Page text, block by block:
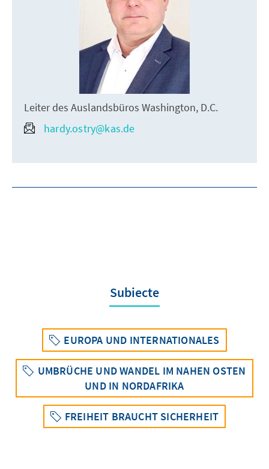
Leiter des Auslandsbüros Washington, D.C.
hardy.ostry@kas.de
Subiecte
EUROPA UND INTERNATIONALES
UMBRÜCHE UND WANDEL IM NAHEN OSTEN
UND IN NORDAFRIKA
FREIHEIT BRAUCHT SICHERHEIT